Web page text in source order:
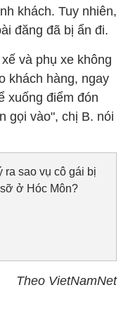
khách. Tuy nhiên,
đăng đã bị ẩn đi.
và phụ xe không
khách hàng, ngay
xuống điểm đón
gọi vào", chị B. nói
ra sao vụ cô gái bị
ở Hóc Môn?
Theo VietNamNet